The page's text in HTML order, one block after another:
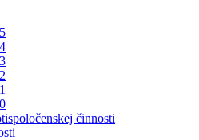
činnosti